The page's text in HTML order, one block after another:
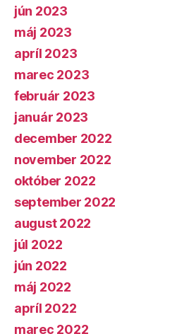
jún 2023
máj 2023
apríl 2023
marec 2023
február 2023
január 2023
december 2022
november 2022
október 2022
september 2022
august 2022
júl 2022
jún 2022
máj 2022
apríl 2022
marec 2022